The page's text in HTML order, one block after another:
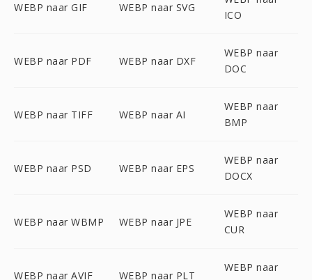
WEBP naar GIF WEBP naar SVG
ICO
WEBP naar PDF WEBP naar DXF
WEBP naar
DOC
WEBP naar TIFF WEBP naar AI
WEBP naar
BMP
WEBP naar PSD WEBP naar EPS
WEBP naar
DOCX
WEBP naar WBMP WEBP naar JPE
WEBP naar
CUR
WEBP naar AVIF WEBP naar PLT
WEBP naar